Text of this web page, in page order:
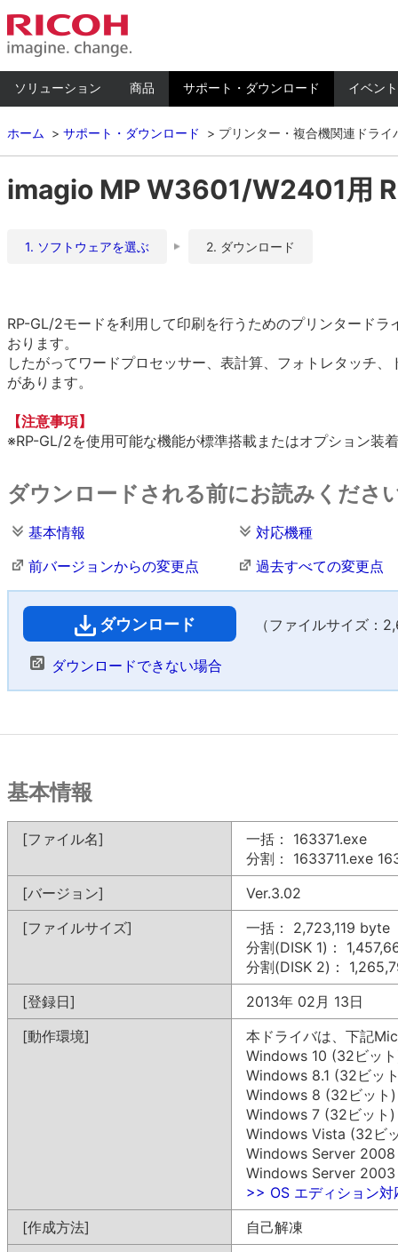
ソリューション 商品 サポート・ダウンロード イベン
ホーム サポート・ダウンロード プリンター・複合機関連ドライ
imagio MP W3601/W2401用
1. ソフトウェアを選ぶ 2. ダウンロード
RP-GL/2モードを利用して印刷を行うためのプリンタード
おります。
したがってワードプロセッサー、表計算、フォトレタッチ
があります。
【注意事項】
※RP-GL/2を使用可能な機能が標準搭載またはオプション装
ダウンロードされる前にお読みくださ
基本情報
対応機種
前バージョンからの変更点
過去すべての変更点
ダウンロード （ファイルサイズ：
ダウンロードできない場合
基本情報
[ファイル名]
一括： 163371.exe
分割： 1633711.exe
[バージョン]
Ver.3.02
[ファイルサイズ]
一括： 2,723,119 byte
分割(DISK 1)：
分割(DISK 2)：
[登録日]
2013年 02月 13日
[動作環境]
本ドライバは、下記
Windows 10 (32ビッ
Windows 8.1 (32ビッ
Windows 8 (32ビット)
Windows 7 (32ビット)
Windows Vista (32ビ
Windows Server
Windows Server
>> OS エディション対
[作成方法]
自己解凍